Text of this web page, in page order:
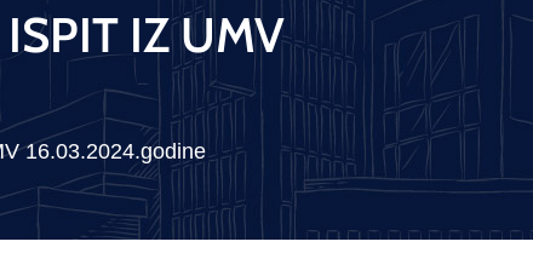
IZ UMV
16.03.2024.godine